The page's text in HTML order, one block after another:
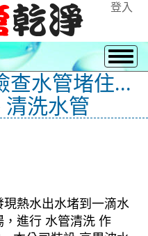
登入
查水管堵住...
清洗水管
熱水出水堵到一滴水
進行 水管清洗 作